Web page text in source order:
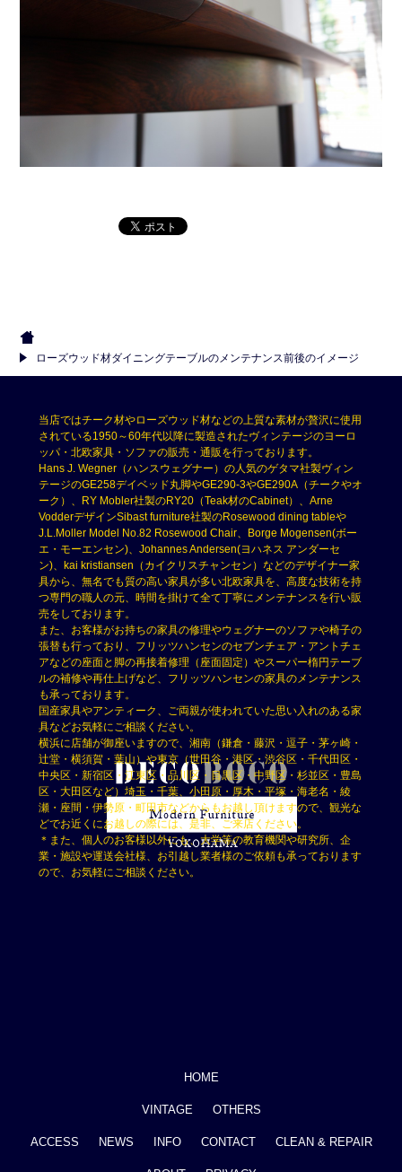
ローズウッド材ダイニングテーブルのメンテナンス前後のイメージ
当店ではチーク材やローズウッド材などの上質な素材が贅沢に使用
されている1950～60年代以降に製造されたヴィンテージのヨーロ
ッパ・北欧家具・ソファの販売・通販を行っております。
Hans J. Wegner（ハンスウェグナー）の人気のゲタマ社製ヴィン
テージのGE258デイベッド丸脚やGE290-3やGE290A（チークやオ
ーク）、RY Mobler社製のRY20（Teak材のCabinet）、Arne
VodderデザインSibast furniture社製のRosewood dining tableや
J.L.Moller Model No.82 Rosewood Chair、Borge Mogensen(ボー
エ・モーエンセン)、Johannes Andersen(ヨハネス アンダーセ
ン)、kai kristiansen（カイクリスチャンセン）などのデザイナー家
具から、無名でも質の高い家具が多い北欧家具を、高度な技術を持
つ専門の職人の元、時間を掛けて全て丁寧にメンテナンスを行い販
売をしております。
また、お客様がお持ちの家具の修理やウェグナーのソファや椅子の
張替も行っており、フリッツハンセンのセブンチェア・アントチェ
アなどの座面と脚の再接着修理（座面固定）やスーパー楕円テーブ
ルの補修や再仕上げなど、フリッツハンセンの家具のメンテナンス
も承っております。
国産家具やアンティーク、ご両親が使われていた思い入れのある家
具などお気軽にご相談ください。
横浜に店舗が御座いますので、湘南（鎌倉・藤沢・逗子・茅ヶ崎・
辻堂・横須賀・葉山）や東京（世田谷・港区・渋谷区・千代田区・
中央区・新宿区・江東区・品川区・目黒区・中野区・杉並区・豊島
区・大田区など）埼玉・千葉、小田原・厚木・平塚・海老名・綾
瀬・座間・伊勢原・町田市などからもお越し頂けますので、観光な
どでお近くにお越しの際には、是非、ご来店ください。
＊また、個人のお客様以外にも、大学等の教育機関や研究所、企
業・施設や運送会社様、お引越し業者様のご依頼も承っております
ので、お気軽にご相談ください。
HOME
VINTAGE OTHERS
ACCESS NEWS INFO CONTACT CLEAN & REPAIR